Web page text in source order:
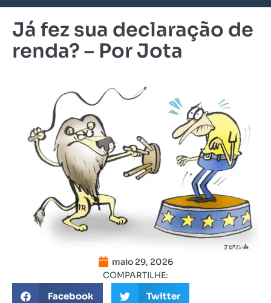
Já fez sua declaração de
renda? – Por Jota
maio 29, 2026
COMPARTILHE:
Facebook Twitter